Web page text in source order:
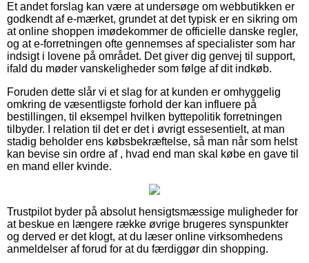
Et andet forslag kan være at undersøge om webbutikken er
godkendt af e-mærket, grundet at det typisk er en sikring om
at online shoppen imødekommer de officielle danske regler,
og at e-forretningen ofte gennemses af specialister som har
indsigt i lovene på området. Det giver dig genvej til support,
ifald du møder vanskeligheder som følge af dit indkøb.
Foruden dette slår vi et slag for at kunden er omhyggelig
omkring de væsentligste forhold der kan influere på
bestillingen, til eksempel hvilken byttepolitik forretningen
tilbyder. I relation til det er det i øvrigt essesentielt, at man
stadig beholder ens købsbekræftelse, så man når som helst
kan bevise sin ordre af , hvad end man skal købe en gave til
en mand eller kvinde.
Trustpilot byder på absolut hensigtsmæssige muligheder for
at beskue en længere række øvrige brugeres synspunkter
og derved er det klogt, at du læser online virksomhedens
anmeldelser af forud for at du færdiggør din shopping.